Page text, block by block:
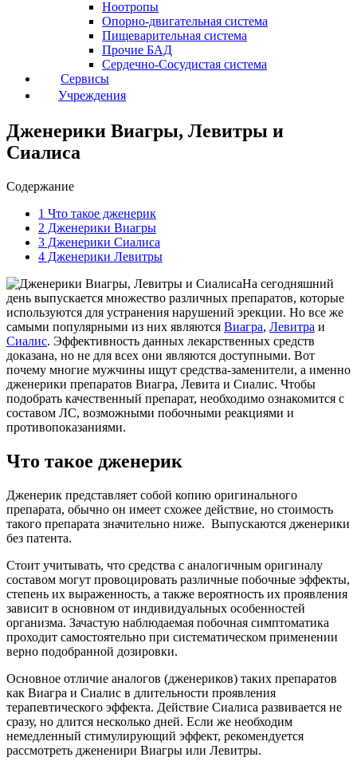
Ноотропы
Опорно-двигательная система
Пищеварительная система
Прочие БАД
Сердечно-Сосудистая система
Сервисы
Учреждения
Дженерики Виагры, Левитры и
Сиалиса
Содержание
1 Что такое дженерик
2 Дженерики Виагры
3 Дженерики Сиалиса
4 Дженерики Левитры
На сегодняшний
день выпускается множество различных препаратов, которые
используются для устранения нарушений эрекции. Но все же
самыми популярными из них являются Виагра, Левитра и
Сиалис. Эффективность данных лекарственных средств
доказана, но не для всех они являются доступными. Вот
почему многие мужчины ищут средства-заменители, а именно
дженерики препаратов Виагра, Левита и Сиалис. Чтобы
подобрать качественный препарат, необходимо ознакомится с
составом ЛС, возможными побочными реакциями и
противопоказаниями.
Что такое дженерик
Дженерик представляет собой копию оригинального
препарата, обычно он имеет схожее действие, но стоимость
такого препарата значительно ниже. Выпускаются дженерики
без патента.
Стоит учитывать, что средства с аналогичным оригиналу
составом могут провоцировать различные побочные эффекты,
степень их выраженность, а также вероятность их проявления
зависит в основном от индивидуальных особенностей
организма. Зачастую наблюдаемая побочная симптоматика
проходит самостоятельно при систематическом применении
верно подобранной дозировки.
Основное отличие аналогов (дженериков) таких препаратов
как Виагра и Сиалис в длительности проявления
терапевтического эффекта. Действие Сиалиса развивается не
сразу, но длится несколько дней. Если же необходим
немедленный стимулирующий эффект, рекомендуется
рассмотреть джененири Виагры или Левитры.